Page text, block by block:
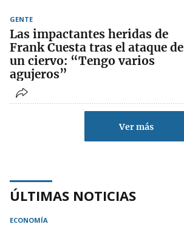
GENTE
Las impactantes heridas de
Frank Cuesta tras el ataque de
un ciervo: “Tengo varios
agujeros”
Ver más
ÚLTIMAS NOTICIAS
ECONOMÍA